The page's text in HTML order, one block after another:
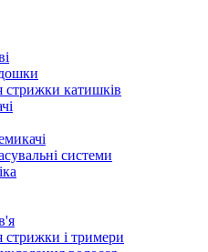
катишків
системи
і тримери